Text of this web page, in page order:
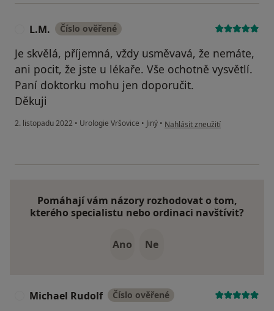
L.M. Číslo ověřené
Je skvělá, příjemná, vždy usměvavá, že nemáte,
ani pocit, že jste u lékaře. Vše ochotně vysvětlí.
Paní doktorku mohu jen doporučit.
Děkuji
2. listopadu 2022 • Urologie Vršovice • Jiný • podle názoru uživatele L.M.
Nahlásit zneužití
Pomáhají vám názory rozhodovat o tom,
kterého specialistu nebo ordinaci navštívit?
Ano Ne
Michael Rudolf Číslo ověřené